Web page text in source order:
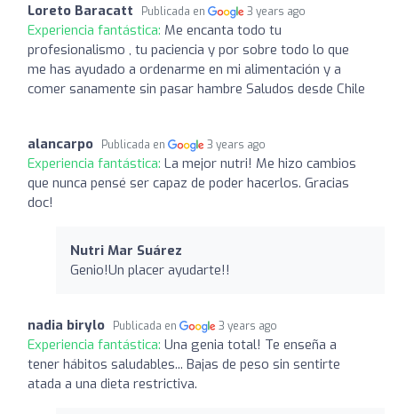
Loreto Baracatt Publicada en 3 years ago
Experiencia fantástica: Me encanta todo tu
profesionalismo , tu paciencia y por sobre todo lo que
me has ayudado a ordenarme en mi alimentación y a
comer sanamente sin pasar hambre Saludos desde Chile
alancarpo Publicada en 3 years ago
Experiencia fantástica: La mejor nutri! Me hizo cambios
que nunca pensé ser capaz de poder hacerlos. Gracias
doc!
Nutri Mar Suárez ️
Genio!Un placer ayudarte!!
nadia birylo Publicada en 3 years ago
Experiencia fantástica: Una genia total! Te enseña a
tener hábitos saludables... Bajas de peso sin sentirte
atada a una dieta restrictiva.